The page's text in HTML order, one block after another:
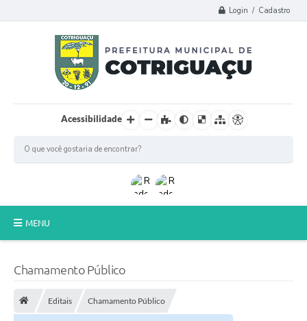
Login / Cadastro
Acessibilidade
MENU
A Prefeitura
Chamamento Público
Editais Chamamento Público